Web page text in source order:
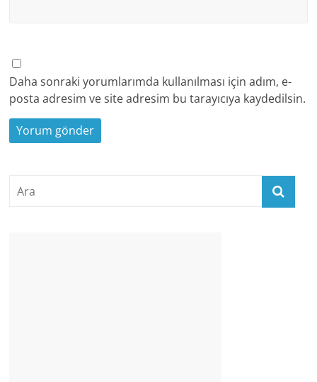
Daha sonraki yorumlarımda kullanılması için adım, e-
posta adresim ve site adresim bu tarayıcıya kaydedilsin.